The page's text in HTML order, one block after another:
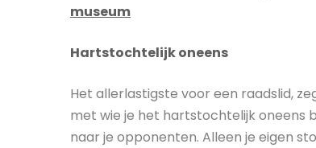
museum
Hartstochtelijk oneens
Het allerlastigste voor een raadslid,
met wie je het hartstochtelijk oneens
naar je opponenten. Alleen je eigen